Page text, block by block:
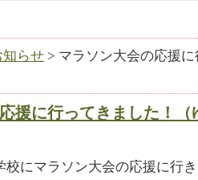
知らせ > マラソン大会の応援
援に行ってきました！（
校にマラソン大会の応援に行